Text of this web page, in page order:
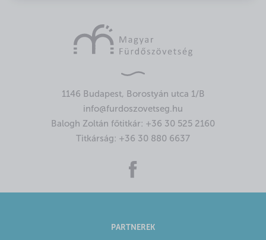
1146 Budapest, Borostyán utca 1/B
info@furdoszovetseg.hu
Balogh Zoltán főtitkár: +36 30 525 2160
Titkárság: +36 30 880 6637
PARTNEREK